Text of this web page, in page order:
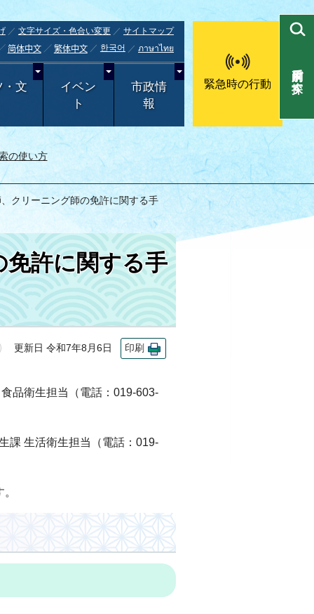
文字サイズ・色合い変更
サイトマップ
简体中文 繁体中文 한국어 ภาษาไทย
・文
イベン
ト
市政情
報
緊急時の行動
の使い方
目的別で探す
クリーニング師の免許に関する手
免許に関する手
更新日 令和7年8月6日 印刷
品衛生担当（電話：019-603-
課 生活衛生担当（電話：019-